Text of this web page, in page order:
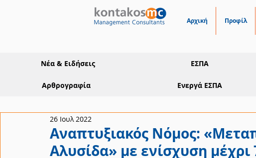
Αρχική Προφίλ
Νέα & Ειδήσεις ΕΣΠΑ
Αρθρογραφία Ενεργά ΕΣΠΑ
Αναπτυξιακός Νόμος:
Αλυσίδα» με ενίσχυση μέχρι
26 Ιουλ 2022